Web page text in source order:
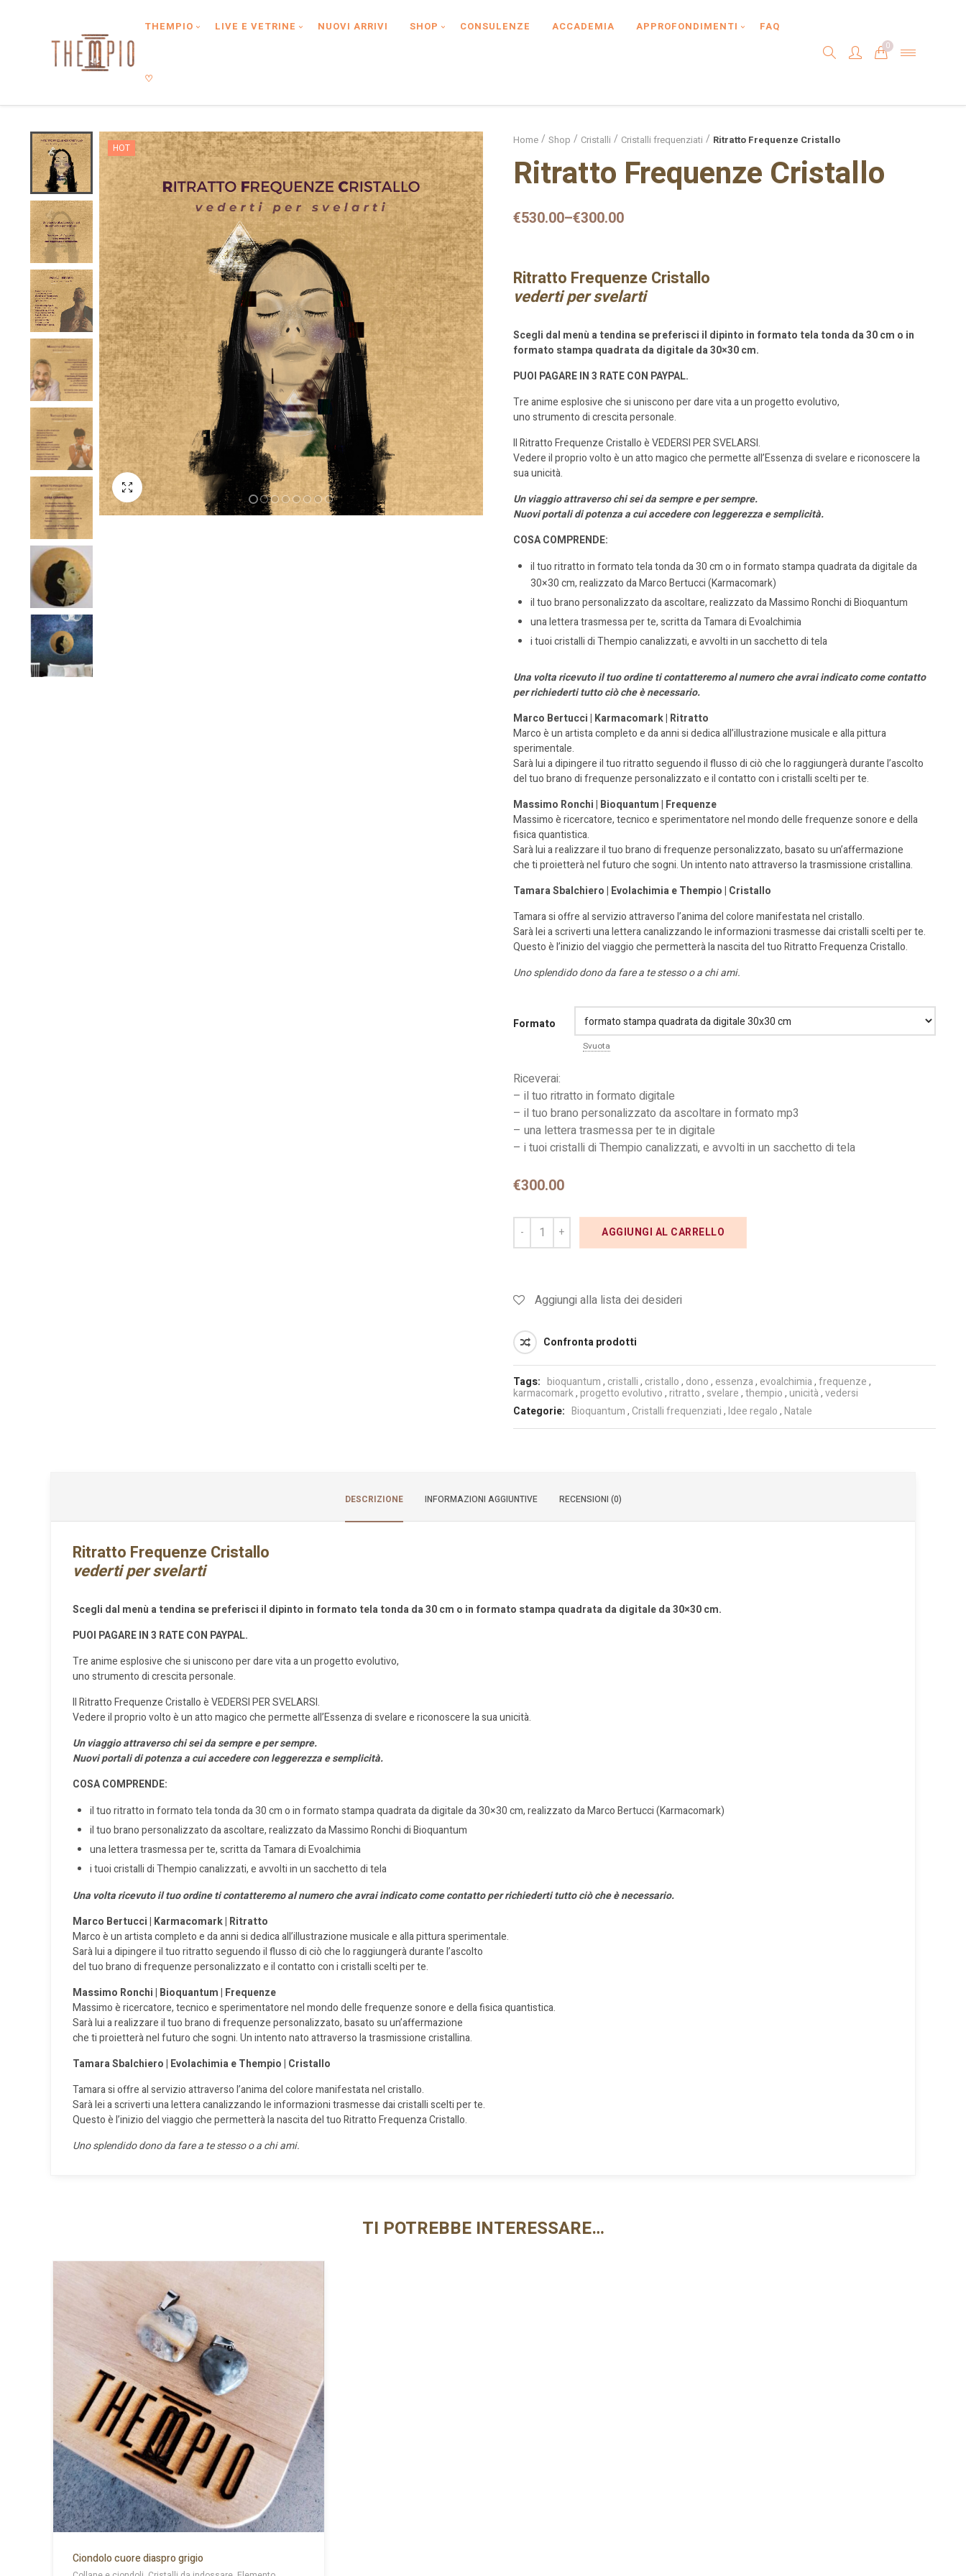
Type anything to search, then press enter or Search Button
THEMPIO LIVE E VETRINE NUOVI ARRIVI SHOP CONSULENZE ACCADEMIA APPROFONDIMENTI FAQ
♡
0
HOT
Schermo intero
Home Shop Cristalli Cristalli frequenziati Ritratto Frequenze Cristallo
Ritratto Frequenze Cristallo
€300.00
–
€530.00
Ritratto Frequenze Cristallo
vederti per svelarti
Scegli dal menù a tendina se preferisci il dipinto in formato tela tonda da 30 cm o in
formato stampa quadrata da digitale da 30×30 cm.
PUOI PAGARE IN 3 RATE CON PAYPAL.
Tre anime esplosive che si uniscono per dare vita a un progetto evolutivo,
uno strumento di crescita personale.
Il Ritratto Frequenze Cristallo è VEDERSI PER SVELARSI.
Vedere il proprio volto è un atto magico che permette all’Essenza di svelare e riconoscere la
sua unicità.
Un viaggio attraverso chi seida sempre e per sempre.
Nuovi portali di potenzaa cui accederecon leggerezza e semplicità.
COSA COMPRENDE:
il tuo ritratto in formato tela tonda da 30 cm o in formato stampa quadrata da digitale da
30×30 cm, realizzato da Marco Bertucci (Karmacomark)
il tuo brano personalizzatoda ascoltare, realizzato da Massimo Ronchi di Bioquantum
una lettera trasmessa per te, scritta da Tamara di Evoalchimia
i tuoi cristalli di Thempio canalizzati,e avvolti in un sacchetto di tela
Una volta ricevuto il tuo ordine ti contatteremo al numero che avrai indicato come contatto
per richiederti tutto ciò che è necessario.
Marco Bertucci | Karmacomark | Ritratto
Marco è un artista completo e da annisi dedica all’illustrazione musicale e alla pittura
sperimentale.
Sarà lui adipingereil tuo ritrattoseguendoil flusso di ciò che lo raggiungerà durante l’ascolto
del tuo branodi frequenzepersonalizzato eil contatto coni cristalli scelti per te.
Massimo Ronchi | Bioquantum | Frequenze
Massimo è ricercatore, tecnico e sperimentatorenel mondo dellefrequenze sonore edella
fisica quantistica.
Sarà lui a realizzareil tuo brano di frequenzepersonalizzato, basatosu un’affermazione
che ti proietterànel futuro che sogni.Un intento nato attraversola trasmissione cristallina.
Tamara Sbalchiero | Evolachimia e Thempio | Cristallo
Tamara si offre al servizio attraverso l’animadel colore manifestatanel cristallo.
Sarà lei ascrivertiuna letteracanalizzando le informazioni trasmesse dai cristalli scelti per te.
Questo è l’inizio del viaggio che permetterà lanascita del tuo Ritratto Frequenza Cristallo.
Uno splendido dono da fare a te stesso o a chi ami.
Formato
Svuota
Riceverai:
– il tuo ritratto in formato digitale
– il tuo brano personalizzato da ascoltare in formato mp3
– una lettera trasmessa per te in digitale
– i tuoi cristalli di Thempio canalizzati, e avvolti in un sacchetto di tela
€300.00
AGGIUNGI AL CARRELLO
Aggiungi alla lista dei desideri
Confronta prodotti
Tags: bioquantum, cristalli, cristallo, dono, essenza, evoalchimia,frequenze,
karmacomark,progetto evolutivo,ritratto, svelare,thempio,unicità,vedersi
Categorie: Bioquantum,Cristalli frequenziati,Idee regalo,Natale
DESCRIZIONE INFORMAZIONI AGGIUNTIVE RECENSIONI (0)
Ritratto Frequenze Cristallo
vederti per svelarti
Scegli dal menù a tendina se preferisci il dipinto in formato tela tonda da 30 cm o in formato stampa quadrata da digitale da 30×30 cm.
PUOI PAGARE IN 3 RATE CON PAYPAL.
Tre anime esplosive che si uniscono per dare vita a un progetto evolutivo,
uno strumento di crescita personale.
Il Ritratto Frequenze Cristallo è VEDERSI PER SVELARSI.
Vedere il proprio volto è un atto magico che permette all’Essenza di svelare e riconoscere la sua unicità.
Un viaggio attraverso chi seida sempre e per sempre.
Nuovi portali di potenzaa cui accederecon leggerezza e semplicità.
COSA COMPRENDE:
il tuo ritratto in formato tela tonda da 30 cm o in formato stampa quadrata da digitale da 30×30 cm, realizzato da Marco Bertucci (Karmacomark)
il tuo brano personalizzatoda ascoltare, realizzato da Massimo Ronchi di Bioquantum
una lettera trasmessa per te, scritta da Tamara di Evoalchimia
i tuoi cristalli di Thempio canalizzati,e avvolti in un sacchetto di tela
Una volta ricevuto il tuo ordine ti contatteremo al numero che avrai indicato come contatto per richiederti tutto ciò che è necessario.
Marco Bertucci | Karmacomark | Ritratto
Marco è un artista completo e da annisi dedica all’illustrazione musicale e alla pitturasperimentale.
Sarà lui adipingereil tuo ritrattoseguendoil flusso di ciò che lo raggiungerà durante l’ascolto
del tuo branodi frequenzepersonalizzato eil contatto coni cristalli scelti per te.
Massimo Ronchi | Bioquantum | Frequenze
Massimo è ricercatore, tecnico e sperimentatorenel mondo dellefrequenze sonore edella fisica quantistica.
Sarà lui a realizzareil tuo brano di frequenzepersonalizzato, basatosu un’affermazione
che ti proietterànel futuro che sogni.Un intento nato attraversola trasmissione cristallina.
Tamara Sbalchiero | Evolachimia e Thempio | Cristallo
Tamara si offre al servizio attraverso l’animadel colore manifestatanel cristallo.
Sarà lei ascrivertiuna letteracanalizzando le informazioni trasmesse dai cristalli scelti per te.
Questo è l’inizio del viaggio che permetterà lanascita del tuo Ritratto Frequenza Cristallo.
Uno splendido dono da fare a te stesso o a chi ami.
TI POTREBBE INTERESSARE…
Ciondolo cuore diaspro grigio